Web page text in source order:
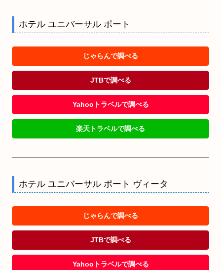
ホテル ユニバーサル ポート
じゃらんで調べる
JTBで調べる
Yahooトラベルで調べる
楽天トラベルで調べる
ホテル ユニバーサル ポート ヴィータ
じゃらんで調べる
JTBで調べる
Yahooトラベルで調べる